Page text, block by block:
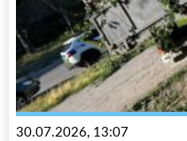
30.07.2026, 13:07